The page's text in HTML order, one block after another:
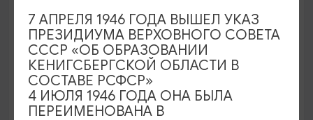
Лорд Фаунтлерой
10.09.2026 19:00
Калининград, Калининградский областной
драматический театр
7 АПРЕЛЯ 1946 ГОДА ВЫШЕЛ УКАЗ
ПРЕЗИДИУМА ВЕРХОВНОГО СОВЕТА
СССР «ОБ ОБРАЗОВАНИИ
КЕНИГСБЕРГСКОЙ ОБЛАСТИ В
СОСТАВЕ РСФСР»
4 ИЮЛЯ 1946 ГОДА ОНА БЫЛА
ПЕРЕИМЕНОВАНА В